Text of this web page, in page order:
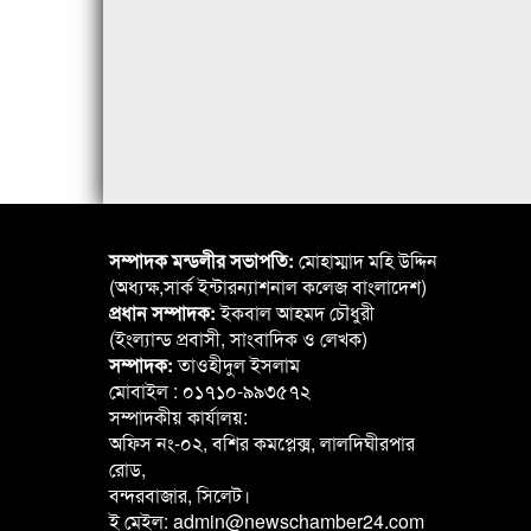
সম্পাদক মন্ডলীর সভাপতি: মোহাম্মাদ মহি উদ্দিন
(অধ্যক্ষ,সার্ক ইন্টারন্যাশনাল কলেজ বাংলাদেশ)
প্রধান সম্পাদক:ইকবাল আহমদ চৌধুরী
(ইংল্যান্ড প্রবাসী, সাংবাদিক ও লেখক)
সম্পাদক:তাওহীদুল ইসলাম
মোবাইল : ০১৭১০-৯৯৩৫৭২
সম্পাদকীয় কার্যালয়:
অফিস নং-০২, বশির কমপ্লেক্স, লালদিঘীরপার
রোড,
বন্দরবাজার, সিলেট।
ই মেইল: admin@newschamber24.com